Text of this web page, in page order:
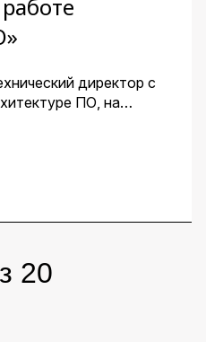
директор с
ПО, на
ИИ помогает
на всех этапах:
артефактов для
20